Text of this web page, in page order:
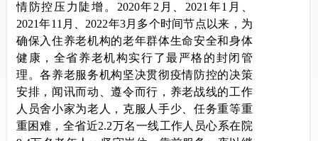
情防控压力陡增。2020年2月、2021年1月、
2021年11月、2022年3月多个时间节点以来，为
确保入住养老机构的老年群体生命安全和身体
健康，全省养老机构实行了最严格的封闭管
理。各养老服务机构坚决贯彻疫情防控的决策
安排，闻讯而动、遵令而行，养老战线的工作
人员舍小家为老人，克服人手少、任务重等重
重困难，全省近2.2万名一线工作人员心系在院